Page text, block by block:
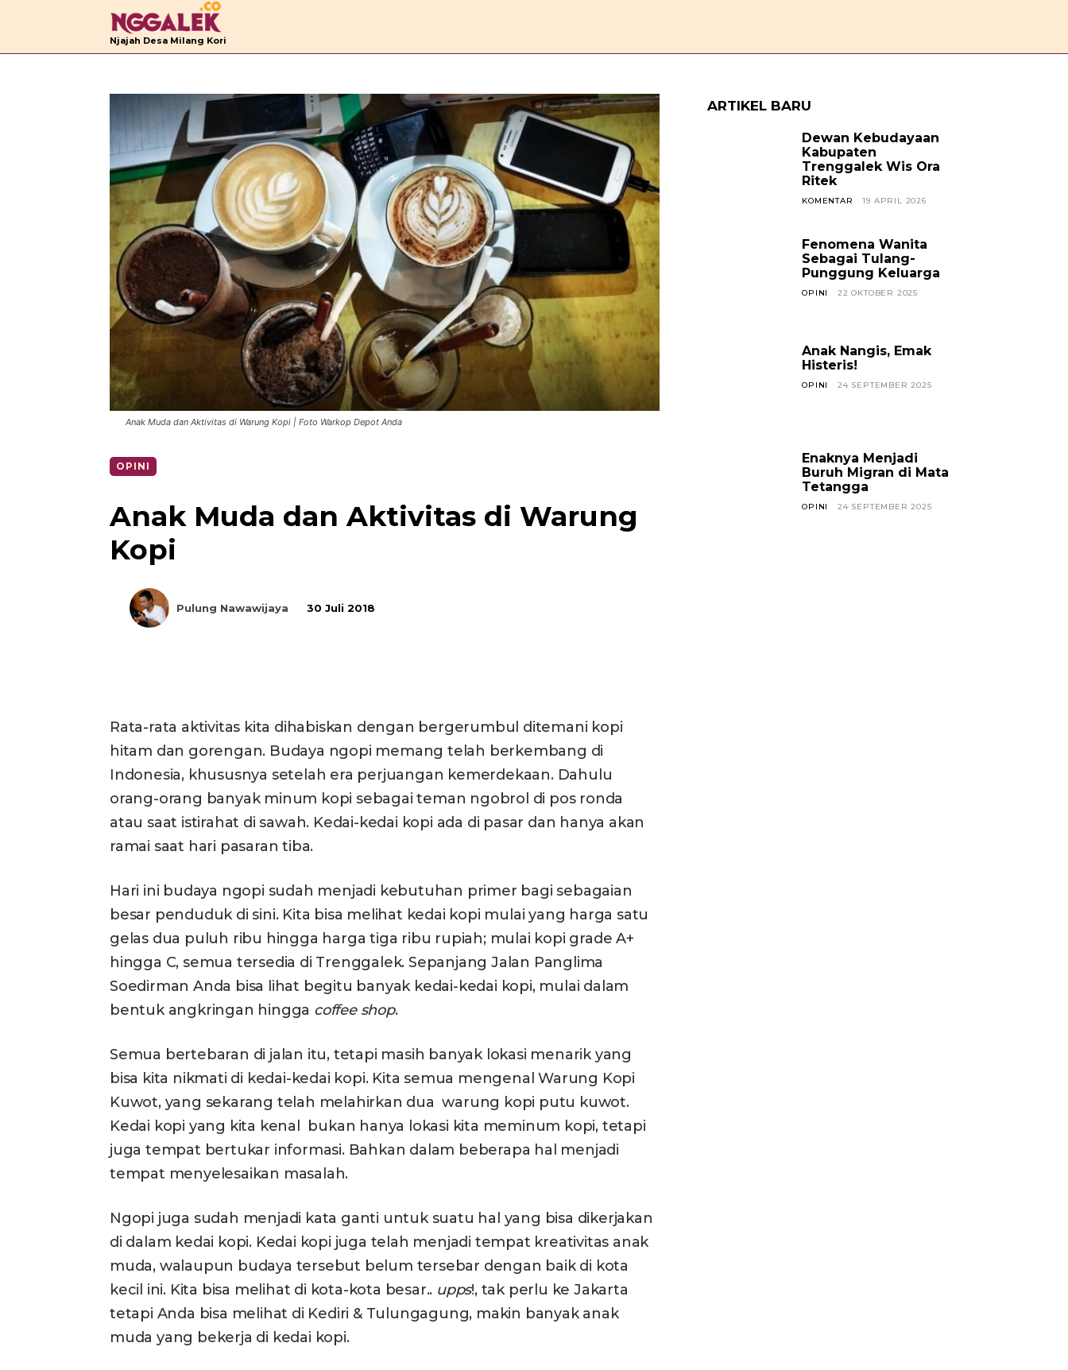
Njajah Desa Milang Kori
Anak Muda dan Aktivitas di Warung Kopi | Foto Warkop Depot Anda
OPINI
Anak Muda dan Aktivitas di Warung
Kopi
Pulung Nawawijaya 30 Juli 2018
Rata-rata aktivitas kita dihabiskan dengan bergerumbul ditemani kopi
hitam dan gorengan. Budaya ngopi memang telah berkembang di
Indonesia, khususnya setelah era perjuangan kemerdekaan. Dahulu
orang-orang banyak minum kopi sebagai teman ngobrol di pos ronda
atau saat istirahat di sawah. Kedai-kedai kopi ada di pasar dan hanya akan
ramai saat hari pasaran tiba.
Hari ini budaya ngopi sudah menjadi kebutuhan primer bagi sebagaian
besar penduduk di sini. Kita bisa melihat kedai kopi mulai yang harga satu
gelas dua puluh ribu hingga harga tiga ribu rupiah; mulai kopi grade A+
hingga C, semua tersedia di Trenggalek. Sepanjang Jalan Panglima
Soedirman Anda bisa lihat begitu banyak kedai-kedai kopi, mulai dalam
bentuk angkringan hingga coffee shop.
Semua bertebaran di jalan itu, tetapi masih banyak lokasi menarik yang
bisa kita nikmati di kedai-kedai kopi. Kita semua mengenal Warung Kopi
Kuwot, yang sekarang telah melahirkan dua warung kopi putu kuwot.
Kedai kopi yang kita kenal bukan hanya lokasi kita meminum kopi, tetapi
juga tempat bertukar informasi. Bahkan dalam beberapa hal menjadi
tempat menyelesaikan masalah.
Ngopi juga sudah menjadi kata ganti untuk suatu hal yang bisa dikerjakan
di dalam kedai kopi. Kedai kopi juga telah menjadi tempat kreativitas anak
muda, walaupun budaya tersebut belum tersebar dengan baik di kota
kecil ini. Kita bisa melihat di kota-kota besar.. upps!, tak perlu ke Jakarta
tetapi Anda bisa melihat di Kediri & Tulungagung, makin banyak anak
muda yang bekerja di kedai kopi.
ARTIKEL BARU
Dewan Kebudayaan
Kabupaten
Trenggalek Wis Ora
Ritek
KOMENTAR 19 APRIL 2026
Fenomena Wanita
Sebagai Tulang-
Punggung Keluarga
OPINI 22 OKTOBER 2025
Anak Nangis, Emak
Histeris!
OPINI 24 SEPTEMBER 2025
Enaknya Menjadi
Buruh Migran di Mata
Tetangga
OPINI 24 SEPTEMBER 2025